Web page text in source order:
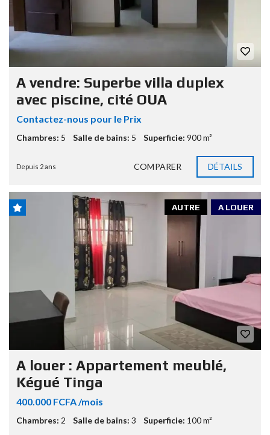
A vendre: Superbe villa duplex
avec piscine, cité OUA
Contactez-nous pour le Prix
Chambres: 5 Salle de bains: 5 Superficie: 900 m²
Depuis 2 ans COMPARER DÉTAILS
A LOUER
AUTRE
A louer : Appartement meublé,
Kégué Tinga
400.000 FCFA /mois
Chambres: 2 Salle de bains: 3 Superficie: 100 m²